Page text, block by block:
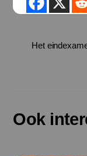
Het
Ook